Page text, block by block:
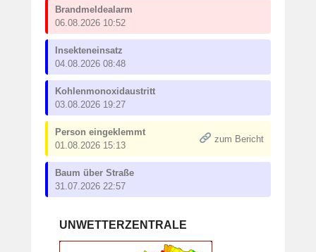
Brandmeldealarm
06.08.2026 10:52
Insekteneinsatz
04.08.2026 08:48
Kohlenmonoxidaustritt
03.08.2026 19:27
Person eingeklemmt
01.08.2026 15:13
zum Bericht
Baum über Straße
31.07.2026 22:57
UNWETTERZENTRALE